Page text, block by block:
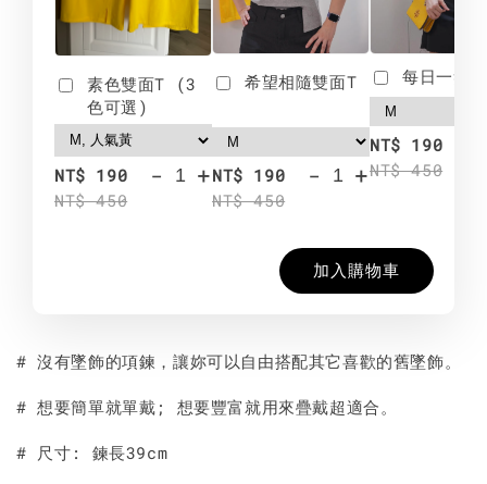
素色雙面T (3
色可選)
NT$ 190
NT$ 450
- +
希望相隨雙面T
NT$ 190
NT$ 450
- +
每日一笑
NT$ 190
NT$ 450
加入購物車
# 沒有墜飾的項鍊，讓妳可以自由搭配其它喜歡的舊墜飾。
# 想要簡單就單戴; 想要豐富就用來疊戴超適合。
# 尺寸: 鍊長39cm